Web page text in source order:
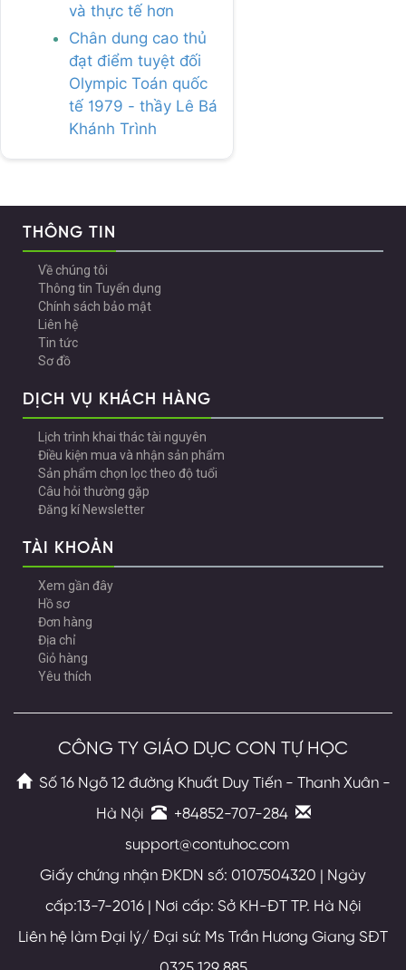
và thực tế hơn
Chân dung cao thủ
đạt điểm tuyệt đối
Olympic Toán quốc
tế 1979 - thầy Lê Bá
Khánh Trình
THÔNG TIN
Về chúng tôi
Thông tin Tuyển dụng
Chính sách bảo mật
Liên hệ
Tin tức
Sơ đồ
DỊCH VỤ KHÁCH HÀNG
Lịch trình khai thác tài nguyên
Điều kiện mua và nhận sản phẩm
Sản phẩm chọn lọc theo độ tuổi
Câu hỏi thường gặp
Đăng kí Newsletter
TÀI KHOẢN
Xem gần đây
Hồ sơ
Đơn hàng
Địa chỉ
Giỏ hàng
Yêu thích
CÔNG TY GIÁO DỤC CON TỰ HỌC
Số 16 Ngõ 12 đường Khuất Duy Tiến - Thanh Xuân -
Hà Nội
+84852-707-284
support@contuhoc.com
Giấy chứng nhận ĐKDN số: 0107504320 | Ngày
cấp:13-7-2016 | Nơi cấp: Sở KH-ĐT TP. Hà Nội
Liên hệ làm Đại lý/ Đại sứ: Ms Trần Hương Giang SĐT